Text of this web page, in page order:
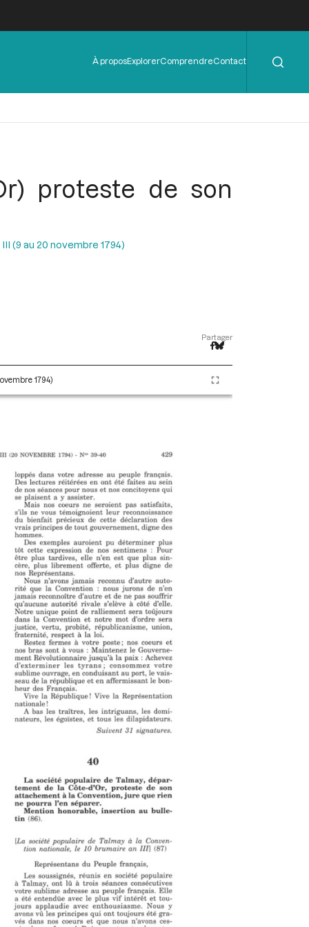
Menu
de
À proposExplorerComprendreContact
proteste de son
(9 au 20 novembre 1794)
Partager
1794)